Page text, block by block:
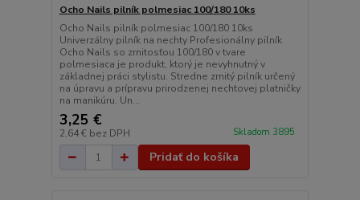
Ocho Nails pilník polmesiac 100/180 10ks
Ocho Nails pilník polmesiac 100/180 10ks
Univerzálny pilník na nechty Profesionálny pilník
Ocho Nails so zrnitosťou 100/180 v tvare
polmesiaca je produkt, ktorý je nevyhnutný v
základnej práci stylistu. Stredne zrnitý pilník určený
na úpravu a prípravu prirodzenej nechtovej platničky
na manikúru. Un...
3,25 €
2,64 € bez DPH Skladom 3895
Pridať do košíka